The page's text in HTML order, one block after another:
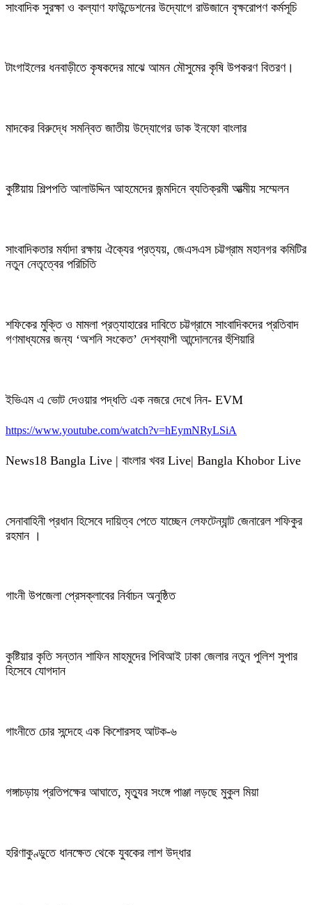
সাংবাদিক সুরক্ষা ও কল্যাণ ফাউন্ডেশনের উদ্যোগে রাউজানে বৃক্ষরোপণ কর্মসূচি
টাংগাইলের ধনবাড়ীতে কৃষকদের মাঝে আমন মৌসুমের কৃষি উপকরণ বিতরণ।
মাদকের বিরুদ্ধে সমন্বিত জাতীয় উদ্যোগের ডাক ইনফো বাংলার
কুষ্টিয়ায় শিল্পপতি আলাউদ্দিন আহমেদের জন্মদিনে ব্যতিক্রমী আত্মীয় সম্মেলন
সাংবাদিকতার মর্যাদা রক্ষায় ঐক্যের প্রত্যয়, জেএসএস চট্টগ্রাম মহানগর কমিটির
নতুন নেতৃত্বের পরিচিতি
শফিকের মুক্তি ও মামলা প্রত্যাহারের দাবিতে চট্টগ্রামে সাংবাদিকদের প্রতিবাদ
গণমাধ্যমের জন্য ‘অশনি সংকেত’ দেশব্যাপী আন্দোলনের হুঁশিয়ারি
ইভিএম এ ভোট দেওয়ার পদ্ধতি এক নজরে দেখে নিন- EVM
https://www.youtube.com/watch?v=hEymNRyLSiA
News18 Bangla Live | বাংলার খবর Live| Bangla Khobor Live
সেনাবাহিনী প্রধান হিসেবে দায়িত্ব পেতে যাচ্ছেন লেফটেন্যান্ট জেনারেল শফিকুর
রহমান ।
গাংনী উপজেলা প্রেসক্লাবের নির্বাচন অনুষ্ঠিত
কুষ্টিয়ার কৃতি সন্তান শাফিন মাহমুদের পিবিআই ঢাকা জেলার নতুন পুলিশ সুপার
হিসেবে যোগদান
গাংনীতে চোর সন্দেহে এক কিশোরসহ আটক-৬
গঙ্গাচড়ায় প্রতিপক্ষের আঘাতে, মৃত্যুর সংঙ্গে পাঞ্জা লড়ছে মুকুল মিয়া
হরিণাকুণ্ডুতে ধানক্ষেত থেকে যুবকের লাশ উদ্ধার